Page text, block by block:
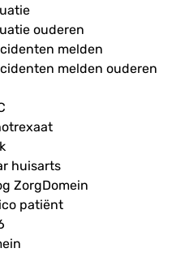
ouderen
melden
melden ouderen
huisarts
ZorgDomein
patiënt